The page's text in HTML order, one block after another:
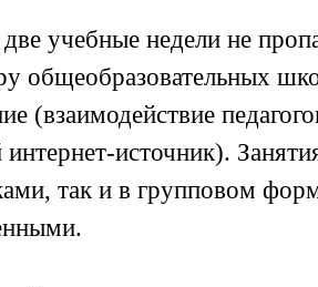
учебные недели не
общеобразовательных
(взаимодействие
интернет-источник).
так и в групповом